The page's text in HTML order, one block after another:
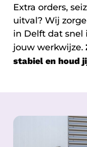
Extra orders,
uitval? Wij
in Delft dat snel
jouw werkwijze.
stabiel en houd